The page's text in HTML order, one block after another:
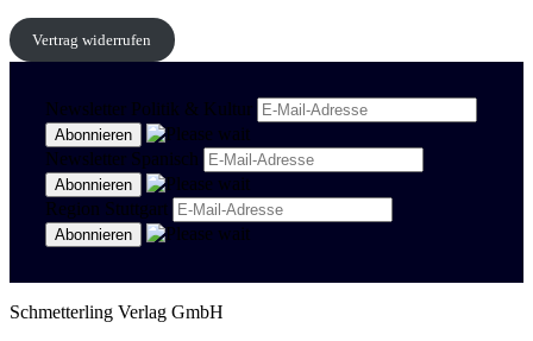
Vertrag widerrufen
Newsletter Politik & Kultur
Newsletter Spanisch
Region Stuttgart
Schmetterling Verlag GmbH